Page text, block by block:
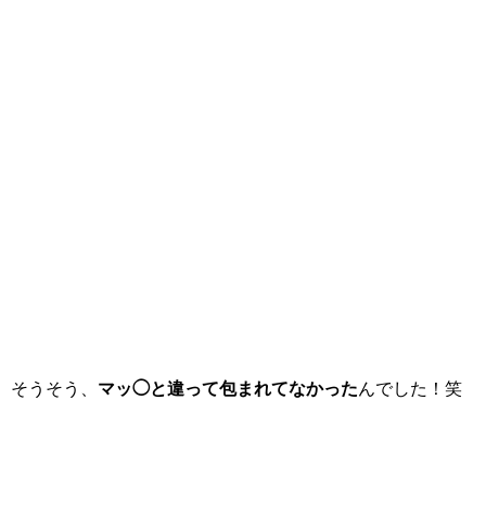
そうそう、 マッ◯と違って包まれてなかったんでした！笑